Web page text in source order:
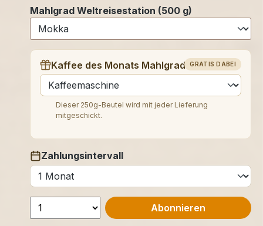
Mahlgrad Weltreisestation (500 g)
GRATIS DABEI
Kaffee des Monats Mahlgrad (250 g)
auswählen
Dieser 250g-Beutel wird mit jeder Lieferung
mitgeschickt.
Zahlungsintervall
auswählen
Abonnieren